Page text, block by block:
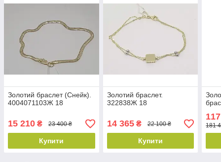
Золотий браслет (Снейк).
4004071103Ж 18
15 210 ₴ 23 400 ₴
Купити
Золотий браслет.
322838Ж 18
14 365₴ 22 100 ₴
Купити
181